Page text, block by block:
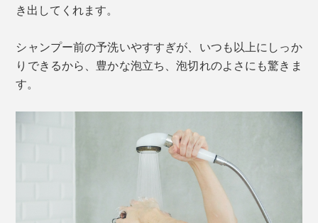
き出してくれます。
シャンプー前の予洗いやすすぎが、いつも以上にしっか
りできるから、豊かな泡立ち、泡切れのよさにも驚きま
す。